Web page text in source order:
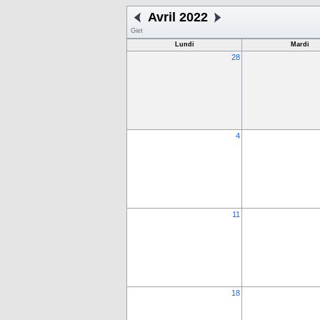
Avril 2022
Giet
Lundi
Mardi
28
4
11
18